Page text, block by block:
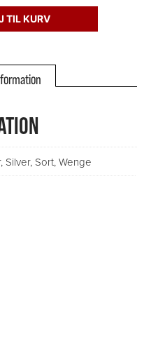
TIL KURV
, Silver, Sort,Wenge